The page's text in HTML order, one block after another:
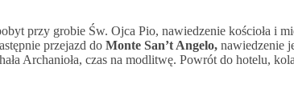
przy grobie Św. Ojca Pio, nawiedzenie kościoła i
przejazd do Monte San’t Angelo, nawiedzenie
Archanioła, czas na modlitwę. Powrót do hotelu,